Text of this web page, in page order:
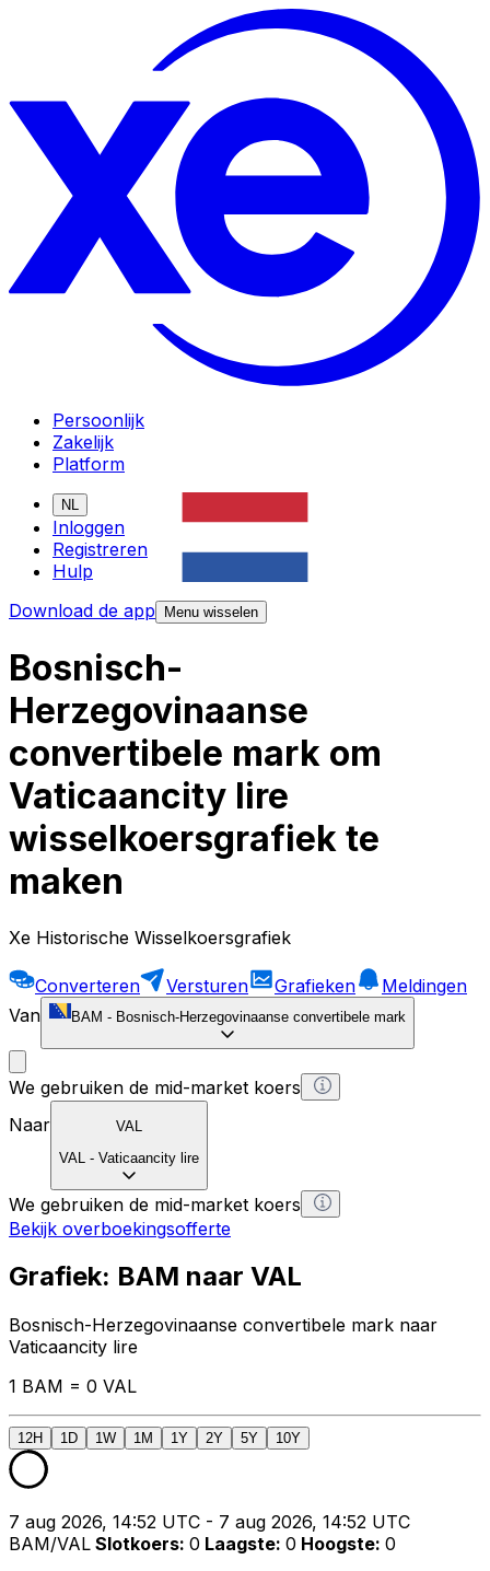
Persoonlijk
Zakelijk
Platform
NL
Inloggen
Registreren
Hulp
Download de app
Menu wisselen
Bosnisch-
Herzegovinaanse
convertibele mark om
Vaticaancity lire
wisselkoersgrafiek te
maken
Xe Historische Wisselkoersgrafiek
Converteren Versturen Grafieken
Meldingen
Van
BAM - Bosnisch-Herzegovinaanse convertibele mark
We gebruiken de mid-market koers
Naar
VAL
VAL - Vaticaancity lire
We gebruiken de mid-market koers
Bekijk overboekingsofferte
Grafiek: BAM naar VAL
Bosnisch-Herzegovinaanse convertibele mark naar
Vaticaancity lire
1 BAM = 0 VAL
12H 1D 1W 1M 1Y 2Y 5Y 10Y
7 aug 2026, 14:52 UTC - 7 aug 2026, 14:52 UTC
BAM/VAL Slotkoers: 0 Laagste: 0 Hoogste: 0